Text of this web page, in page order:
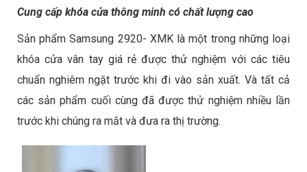
Cung cấp khóa cửa thông minh có chất lượng cao
Sản phẩm Samsung 2920- XMK là một trong những loại
khóa cửa vân tay giá rẻđược thử nghiệm với các tiêu
chuẩn nghiêm ngặt trước khi đi vào sản xuất. Và tất cả
các sản phẩm cuối cùng đã được thử nghiệm nhiều lần
trước khi chúng ra mắt và đưa ra thị trường.